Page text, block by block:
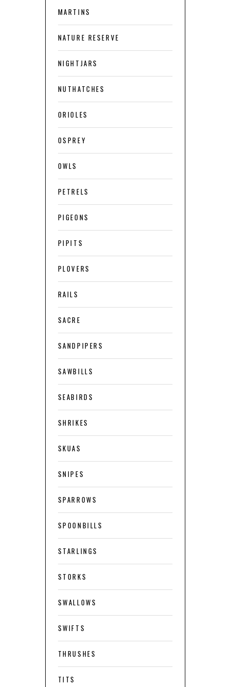
MARTINS
NATURE RESERVE
NIGHTJARS
NUTHATCHES
ORIOLES
OSPREY
OWLS
PETRELS
PIGEONS
PIPITS
PLOVERS
RAILS
SACRE
SANDPIPERS
SAWBILLS
SEABIRDS
SHRIKES
SKUAS
SNIPES
SPARROWS
SPOONBILLS
STARLINGS
STORKS
SWALLOWS
SWIFTS
THRUSHES
TITS